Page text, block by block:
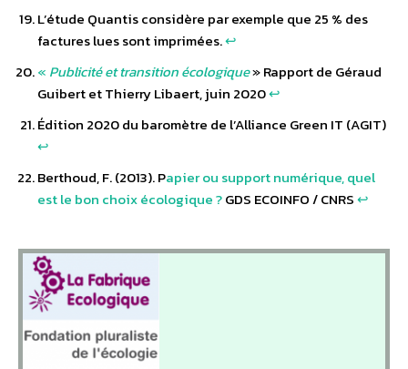
L’étude Quantis considère par exemple que 25 % des
factures lues sont imprimées.↩︎
« Publicité et transition écologique» Rapport de Géraud
Guibert et Thierry Libaert, juin 2020↩︎
Édition 2020 du baromètre de l’Alliance Green IT (AGIT)
↩︎
Berthoud, F. (2013). Papier ou support numérique, quel
est le bon choix écologique ?GDS ECOINFO / CNRS↩︎